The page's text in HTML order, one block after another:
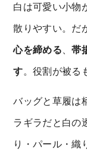
白は可愛い小物
散りやすい。だ
心を締める、帯
す。役割が被る
バッグと草履は
ラギラだと白の
り・パール・